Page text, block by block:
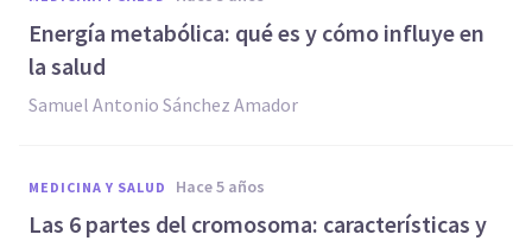
Energía metabólica: qué es y cómo influye en
la salud
Samuel Antonio Sánchez Amador
MEDICINA Y SALUD hace 5 años
Las 6 partes del cromosoma: características y